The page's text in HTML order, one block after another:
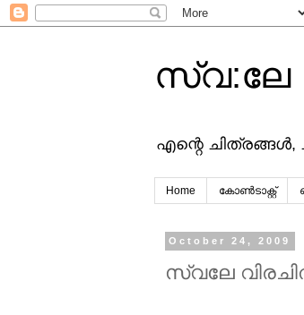
സ്വ:ലേ
എന്റെ ചിത്രങ്ങള്‍,
Home കോൺടാക്റ്റ്
October 24, 2009
സ്വലേ